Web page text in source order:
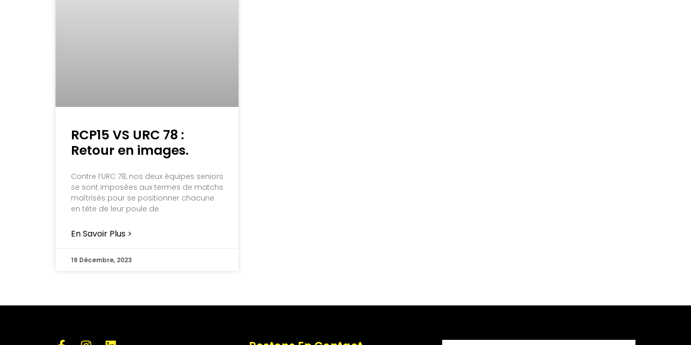
RCP15 VS URC 78 :
Retour en images.
Contre l’URC 78, nos deux équipes seniors
se sont imposées aux termes de matchs
maîtrisés pour se positionner chacune
en tête de leur poule de
En Savoir Plus >
19 Décembre, 2023